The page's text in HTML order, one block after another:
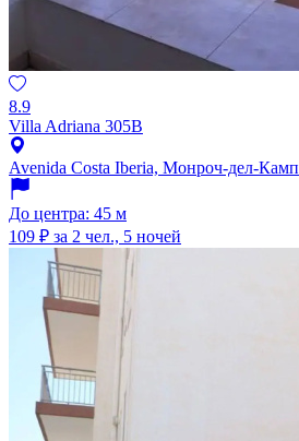
8.9
Villa Adriana 305B
Avenida Costa Iberia, Монроч-дел-Камп
До центра: 45 м
109 ₽ за 2 чел., 5 ночей